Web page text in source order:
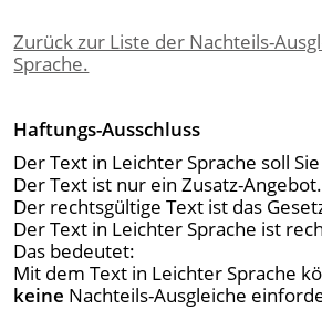
Zurück zur Liste der Nachteils-
Sprache.
Haftungs-Ausschluss
Der Text in Leichter Sprache soll
Der Text ist nur ein Zusatz-Angebot.
Der rechtsgültige Text ist das
Der Text in Leichter Sprache ist
Das bedeutet:
Mit dem Text in Leichter Sprache
keine Nachteils-Ausgleiche